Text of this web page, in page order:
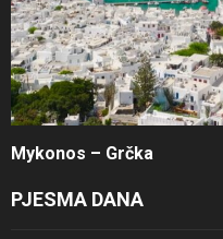
Mykonos – Grčka
PJESMA DANA